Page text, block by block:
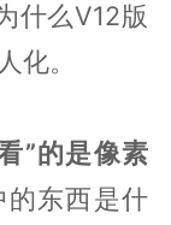
什么V12版
化。
”的是像素
的东西是什